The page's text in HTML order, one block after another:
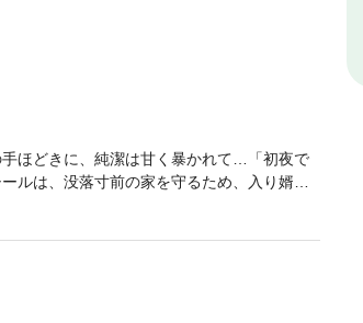
ほどきに、純潔は甘く暴かれて…「初夜で
ルは、没落寸前の家を守るため、入り婿探
噂される王弟・テオドール。偶然の出会い